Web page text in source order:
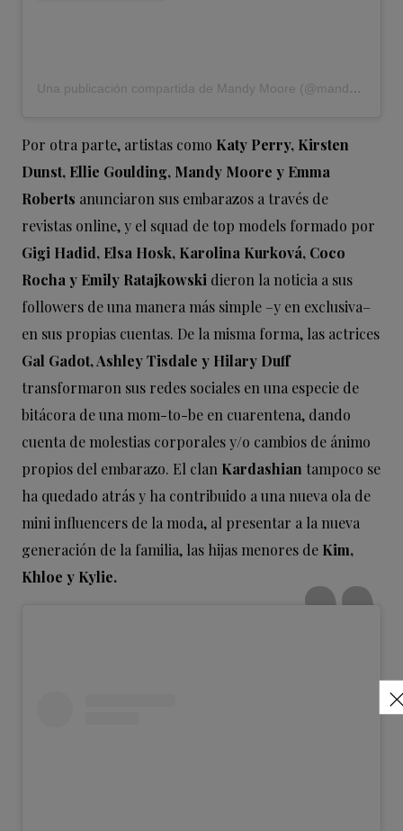
Una publicación compartida de Mandy Moore (@mandymooremm)
Por otra parte, artistas como Katy Perry, Kirsten
Dunst, Ellie Goulding, Mandy Moore y Emma
Roberts anunciaron sus embarazos a través de
revistas online, y el squad de top models formado por
Gigi Hadid, Elsa Hosk, Karolina Kurková, Coco
Rocha y Emily Ratajkowski dieron la noticia a sus
followers de una manera más simple –y en exclusiva–
en sus propias cuentas. De la misma forma, las actrices
Gal Gadot, Ashley Tisdale y Hilary Duff
transformaron sus redes sociales en una especie de
bitácora de una mom-to-be en cuarentena, dando
cuenta de molestias corporales y/o cambios de ánimo
propios del embarazo. El clan Kardashian tampoco se
ha quedado atrás y ha contribuido a una nueva ola de
mini influencers de la moda, al presentar a la nueva
generación de la familia, las hijas menores de Kim,
Khloe y Kylie.